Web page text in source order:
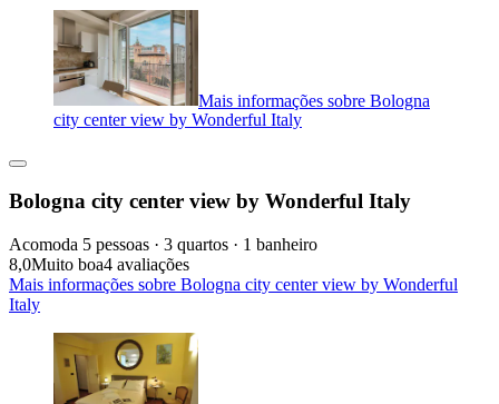
Mais informações sobre Bologna
city center view by Wonderful Italy
Bologna city center view by Wonderful Italy
Acomoda 5 pessoas · 3 quartos · 1 banheiro
8,0Muito boa4 avaliações
Mais informações sobre Bologna city center view by Wonderful
Italy